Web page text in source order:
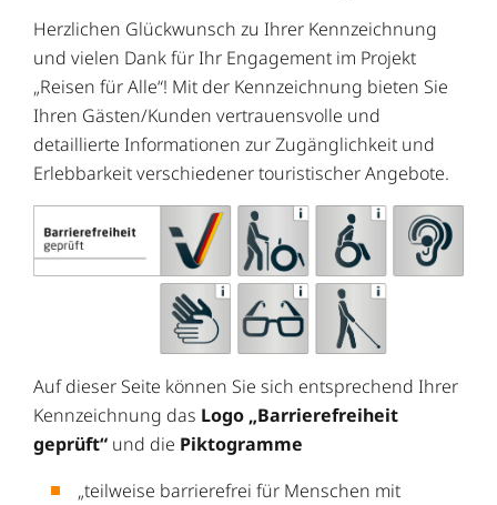
Herzlichen Glückwunsch zu Ihrer Kennzeichnung
und vielen Dank für Ihr Engagement im Projekt
„Reisen für Alle“! Mit der Kennzeichnung bieten Sie
Ihren Gästen/Kunden vertrauensvolle und
detaillierte Informationen zur Zugänglichkeit und
Erlebbarkeit verschiedener touristischer Angebote.
Auf dieser Seite können Sie sich entsprechend Ihrer
Kennzeichnung das Logo „Barrierefreiheit
geprüft“ und die Piktogramme
„teilweise barrierefrei für Menschen mit